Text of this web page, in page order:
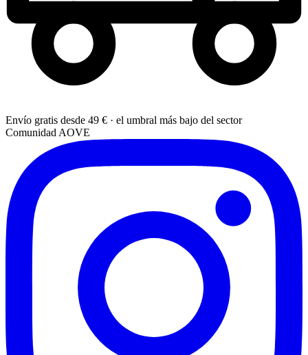
Envío gratis desde 49 € · el umbral más bajo del sector
Comunidad AOVE